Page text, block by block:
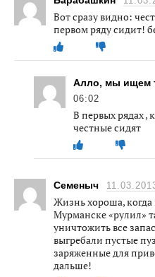
Вот сразу видно:
первом ряду сидит!
Алло, мы ищем
06:02
В первых рядах
честные сидят
Семеныч
Жизнь хороша, когда
Мурманске «рулил»
уничтожить все
выгребали пустые
заряженные для
дальше!